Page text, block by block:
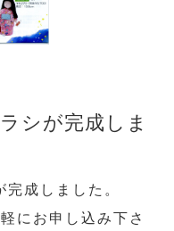
シが完成しま
成しました。
にお申し込み下さ